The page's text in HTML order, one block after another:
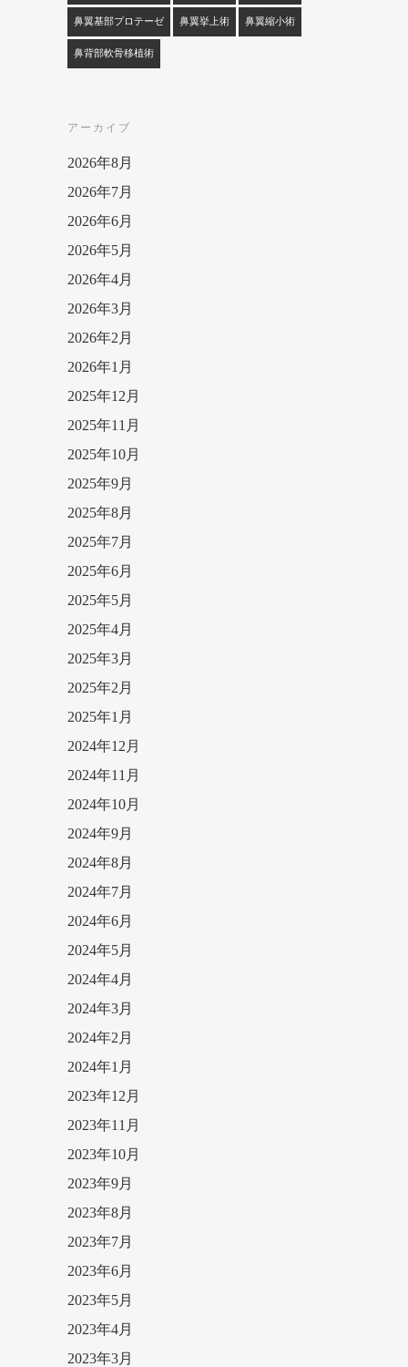
鼻翼基部プロテーゼ 鼻翼挙上術 鼻翼縮小術
鼻背部軟骨移植術
アーカイブ
2026年8月
2026年7月
2026年6月
2026年5月
2026年4月
2026年3月
2026年2月
2026年1月
2025年12月
2025年11月
2025年10月
2025年9月
2025年8月
2025年7月
2025年6月
2025年5月
2025年4月
2025年3月
2025年2月
2025年1月
2024年12月
2024年11月
2024年10月
2024年9月
2024年8月
2024年7月
2024年6月
2024年5月
2024年4月
2024年3月
2024年2月
2024年1月
2023年12月
2023年11月
2023年10月
2023年9月
2023年8月
2023年7月
2023年6月
2023年5月
2023年4月
2023年3月